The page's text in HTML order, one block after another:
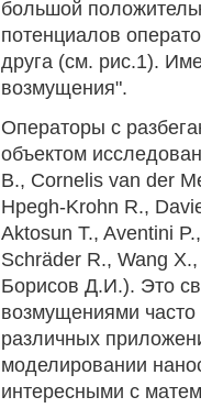
большой
потенциалов
друга (см. рис.1).
возмущения".
Операторы с
объектом
В., Cornelis van der
Hpegh-Krohn R.,
Aktosun T., Aventini
Schräder R., Wang
Борисов Д.И.). Это
возмущениями часто
различных
моделировании
интересными с